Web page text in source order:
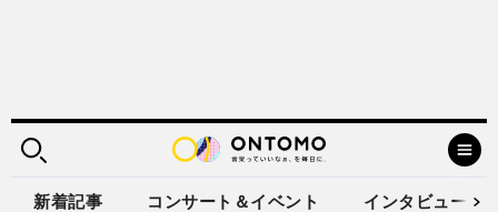
新着記事 コンサート＆イベント インタビュー